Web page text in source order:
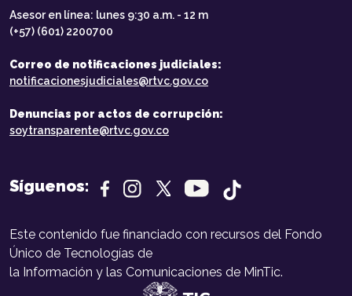
Asesor en línea: lunes 9:30 a.m. - 12 m
(+57) (601) 2200700
Correo de notificaciones judiciales:
notificacionesjudiciales@rtvc.gov.co
Denuncias por actos de corrupción:
soytransparente@rtvc.gov.co
Síguenos:
Este contenido fue financiado con recursos del Fondo
Único de Tecnologías de
la Información y las Comunicaciones de MinTic.